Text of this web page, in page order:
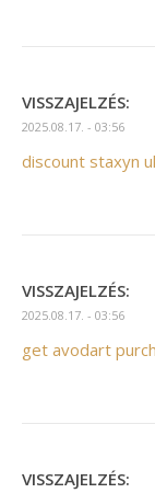
VISSZAJELZÉS:
2025.08.17. - 03:56
discount staxyn
VISSZAJELZÉS:
2025.08.17. - 03:56
get avodart
VISSZAJELZÉS: